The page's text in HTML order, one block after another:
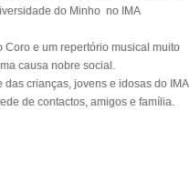
do Minho no IMA
Coro e um repertório musical muito
causa nobre social.
das crianças, jovens e idosas do IMA
de contactos, amigos e família.